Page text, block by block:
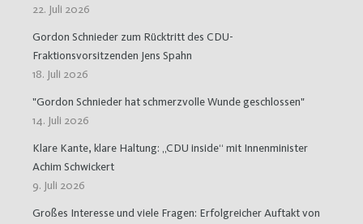
22. Juli 2026
Gordon Schnieder zum Rücktritt des CDU-
Fraktionsvorsitzenden Jens Spahn
18. Juli 2026
"Gordon Schnieder hat schmerzvolle Wunde geschlossen"
14. Juli 2026
Klare Kante, klare Haltung: „CDU inside“ mit Innenminister
Achim Schwickert
9. Juli 2026
Großes Interesse und viele Fragen: Erfolgreicher Auftakt von